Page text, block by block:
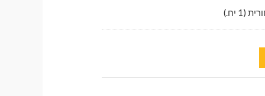
(1 יח.)